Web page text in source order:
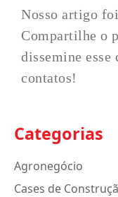
Nosso artigo
Compartilhe o
dissemine esse
contatos!
Categorias
Agronegócio
Cases de